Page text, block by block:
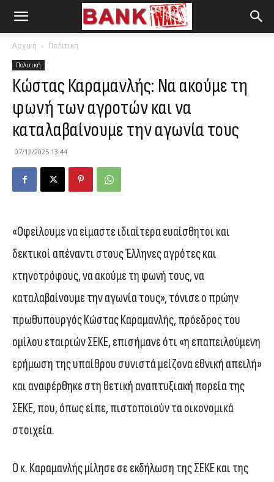
Αρχική Πολιτική
Πολιτική
Κώστας Καραμανλής: Να ακούμε τη
φωνή των αγροτών και να
καταλαβαίνουμε την αγωνία τους
07/12/2025 13:44
«Οφείλουμε να είμαστε ιδιαίτερα ευαίσθητοι και
δεκτικοί απέναντι στους Έλληνες αγρότες και
κτηνοτρόφους, να ακούμε τη φωνή τους, να
καταλαβαίνουμε την αγωνία τους», τόνισε ο πρώην
πρωθυπουργός Κώστας Καραμανλής, πρόεδρος του
ομίλου εταιριών ΣΕΚΕ, επισήμανε ότι «η επαπειλούμενη
ερήμωση της υπαίθρου συνιστά μείζονα εθνική απειλή»
και αναφέρθηκε στη θετική αναπτυξιακή πορεία της
ΣΕΚΕ, που, όπως είπε, πιστοποιούν τα οικονομικά
στοιχεία.
Ο κ. Καραμανλής μίλησε σε εκδήλωση της ΣΕΚΕ και της